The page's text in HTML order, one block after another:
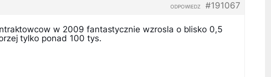
#191067
ODPOWIEDZ
w 2009 fantastycznie wzrosla o blisko 0,5
tylko ponad 100 tys.